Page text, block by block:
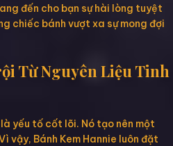
đến cho bạn sự hài lòng tuyệt
chiếc bánh vượt xa sự mong đợi
Từ Nguyên Liệu Tinh
yếu tố cốt lõi. Nó tạo nên một
vậy, Bánh Kem Hannie luôn đặt